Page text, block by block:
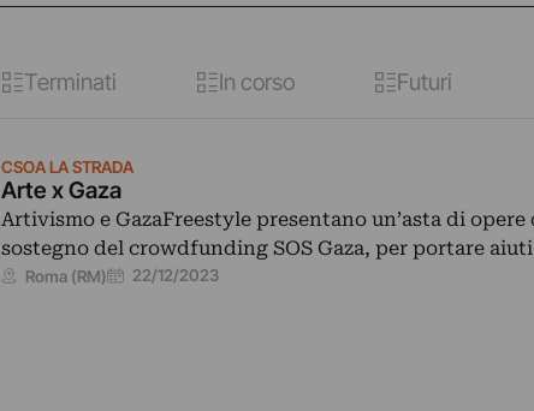
Terminati In corso Futuri
CSOA LA STRADA
Arte x Gaza
Artivismo e GazaFreestyle presentano un’asta di opere
sostegno del crowdfunding SOS Gaza, per portare
Roma (RM) 22/12/2023